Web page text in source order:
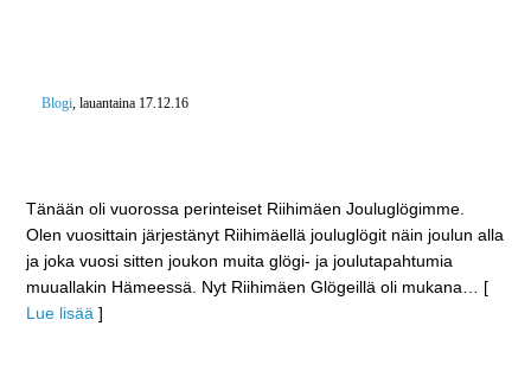
Blogi, lauantaina 17.12.16
Tänään oli vuorossa perinteiset Riihimäen Jouluglögimme.
Olen vuosittain järjestänyt Riihimäellä jouluglögit näin joulun alla
ja joka vuosi sitten joukon muita glögi- ja joulutapahtumia
muuallakin Hämeessä. Nyt Riihimäen Glögeillä oli mukana … [
Lue lisää ]